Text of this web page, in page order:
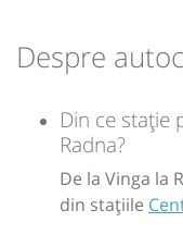
-
Sursa: CDI TRANSPORT
actualizare:
06/2026
Despre
Din ce stație
Radna?
De la Vinga la
din stațiile